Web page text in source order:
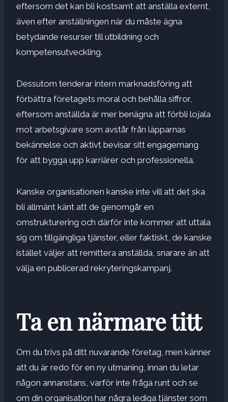
eftersom det kan bli kostsamt att anställa externt,
även efter anställningen när du måste ägna
betydande resurser till utbildning och
kompetensutveckling.
Dessutom tenderar intern marknadsföring att
förbättra företagets moral och behålla siffror,
eftersom anställda är mer benägna att förbli lojala
mot arbetsgivare som avstår från läpparnas
bekännelse och aktivt bevisar sitt engagemang
för att bygga upp karriärer och professionella.
Kanske organisationen kanske inte vill att det ska
bli allmänt känt att de genomgår en
omstrukturering och därför inte kommer att uttala
sig om tillgängliga tjänster, eller faktiskt, de kanske
istället väljer att remittera anställda, snarare än att
välja en publicerad rekryteringskampanj.
Ta en närmare titt
Om du trivs på ditt nuvarande företag, men känner
att du är redo för en ny utmaning, innan du letar
någon annanstans, varför inte fråga runt och se
om din organisation har några lediga tjänster som